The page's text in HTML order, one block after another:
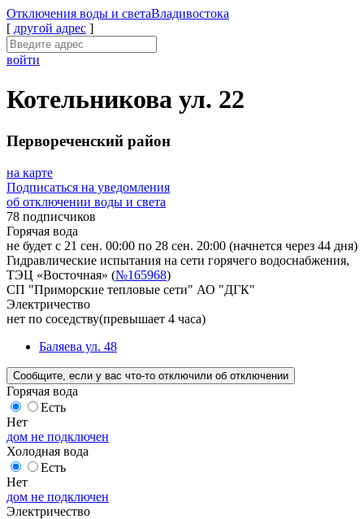
Отключения воды и светаВладивостока
[ другой адрес ]
войти
Котельникова ул. 22
Первореченский район
на карте
Подписаться на уведомления
об отключении воды и света
78 подписчиков
Горячая вода
не будет с 21 сен. 00:00 по 28 сен. 20:00 (начнется через 44 дня)
Гидравлические испытания на сети горячего водоснабжения,
ТЭЦ «Восточная» (№165968)
СП "Приморские тепловые сети" АО "ДГК"
Электричество
нет по соседству(превышает 4 часа)
Баляева ул. 48
Сообщите , если у вас что-то отключили об отключении
Горячая вода
Есть
Нет
дом не подключен
Холодная вода
Есть
Нет
дом не подключен
Электричество